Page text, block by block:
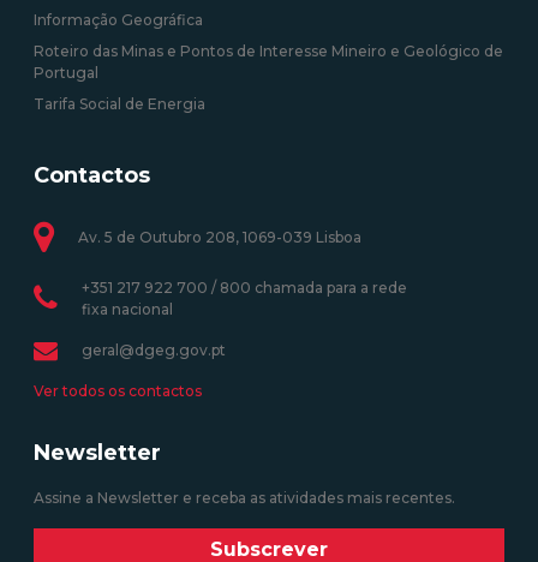
Informação Geográfica
Roteiro das Minas e Pontos de Interesse Mineiro e Geológico de
Portugal
Tarifa Social de Energia
Contactos
Av. 5 de Outubro 208, 1069-039 Lisboa
+351 217 922 700 / 800 chamada para a rede
fixa nacional
geral@dgeg.gov.pt
Ver todos os contactos
Newsletter
Assine a Newsletter e receba as atividades mais recentes.
Subscrever